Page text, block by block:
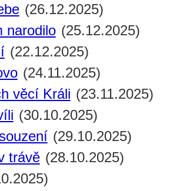
(26.12.2025)
narodilo (25.12.2025)
(22.12.2025)
(24.11.2025)
věcí Králi (23.11.2025)
(30.10.2025)
(29.10.2025)
trávě (28.10.2025)